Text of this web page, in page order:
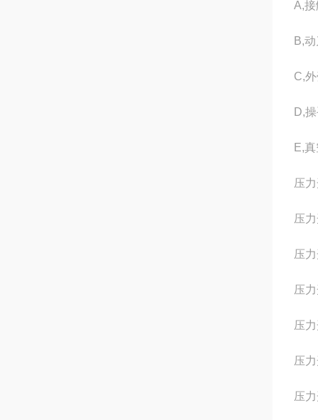
A,
B,
C,
D,
E,
压
压
压
压
压
压
压